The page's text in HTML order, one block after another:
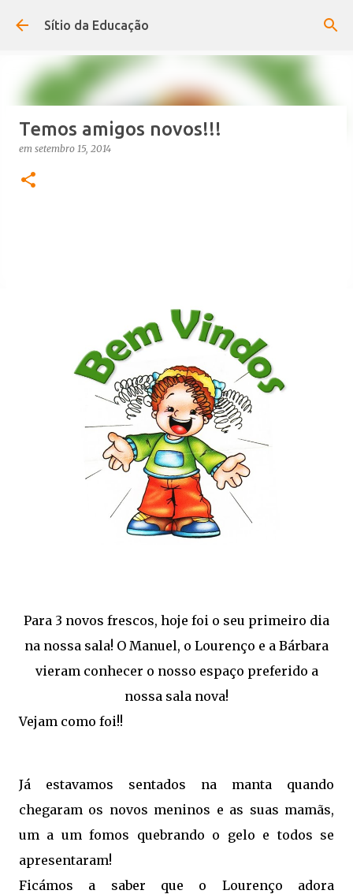
Avançar para o conteúdo principal
Sítio da Educação
Temos amigos novos!!!
em setembro 15, 2014
Para 3 novos frescos, hoje foi o seu primeiro dia
na nossa sala! O Manuel, o Lourenço e a Bárbara
vieram conhecer o nosso espaço preferido a
nossa sala nova!
Vejam como foi!!
Já estavamos sentados na manta quando
chegaram os novos meninos e as suas mamãs,
um a um fomos quebrando o gelo e todos se
apresentaram!
Ficámos a saber que o Lourenço adora